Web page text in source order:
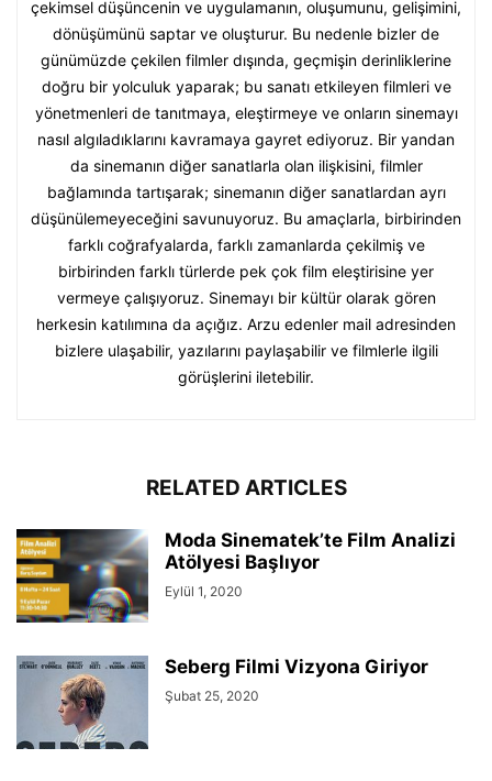
çekimsel düşüncenin ve uygulamanın, oluşumunu, gelişimini,
dönüşümünü saptar ve oluşturur. Bu nedenle bizler de
günümüzde çekilen filmler dışında, geçmişin derinliklerine
doğru bir yolculuk yaparak; bu sanatı etkileyen filmleri ve
yönetmenleri de tanıtmaya, eleştirmeye ve onların sinemayı
nasıl algıladıklarını kavramaya gayret ediyoruz. Bir yandan
da sinemanın diğer sanatlarla olan ilişkisini, filmler
bağlamında tartışarak; sinemanın diğer sanatlardan ayrı
düşünülemeyeceğini savunuyoruz. Bu amaçlarla, birbirinden
farklı coğrafyalarda, farklı zamanlarda çekilmiş ve
birbirinden farklı türlerde pek çok film eleştirisine yer
vermeye çalışıyoruz. Sinemayı bir kültür olarak gören
herkesin katılımına da açığız. Arzu edenler mail adresinden
bizlere ulaşabilir, yazılarını paylaşabilir ve filmlerle ilgili
görüşlerini iletebilir.
RELATED ARTICLES
Moda Sinematek’te Film Analizi
Atölyesi Başlıyor
Eylül 1, 2020
Seberg Filmi Vizyona Giriyor
Şubat 25, 2020